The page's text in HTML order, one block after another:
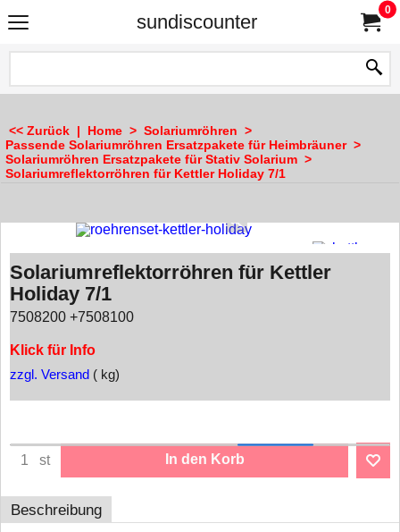
sundiscounter
0
<< Zurück | Home > Solariumröhren >
Passende Solariumröhren Ersatzpakete für Heimbräuner>
Solariumröhren Ersatzpakete für Stativ Solarium >
Solariumreflektorröhren für Kettler Holiday 7/1
Solariumreflektorröhren für Kettler
Holiday 7/1
7508200 +7508100
Klick für Info
zzgl. Versand kg
st In den Korb
Beschreibung